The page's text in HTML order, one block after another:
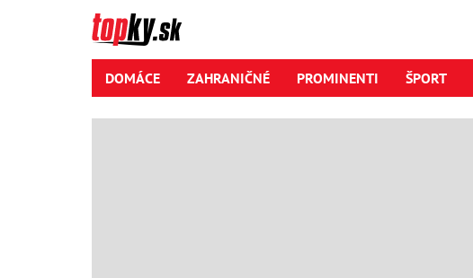
DOMÁCE ZAHRANIČNÉ PROMINENTI ŠPORT